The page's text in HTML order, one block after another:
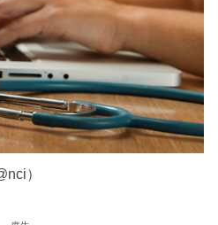
）